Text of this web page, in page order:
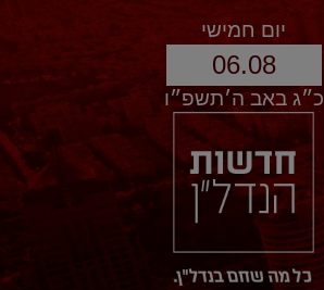
יום חמישי
06.08
כ״ג באב ה׳תשפ״ו